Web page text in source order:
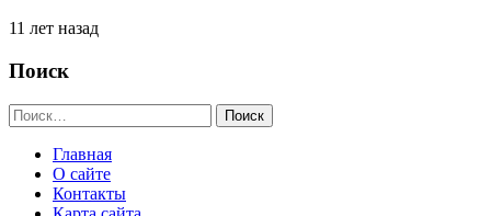
11 лет назад
Поиск
Найти:
Главная
О сайте
Контакты